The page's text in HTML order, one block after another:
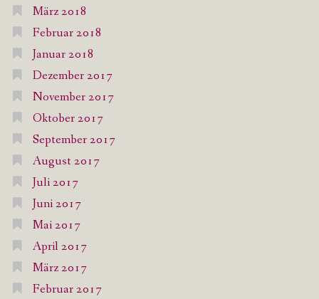
März 2018
Februar 2018
Januar 2018
Dezember 2017
November 2017
Oktober 2017
September 2017
August 2017
Juli 2017
Juni 2017
Mai 2017
April 2017
März 2017
Februar 2017